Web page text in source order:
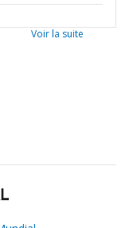
Voir la suite